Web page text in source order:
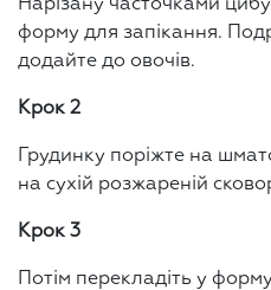
Нарізану часточками
форму для запікання.
додайте до овочів.
Крок 2
Грудинку поріжте на
на сухій розжареній
Крок 3
Потім перекладіть у